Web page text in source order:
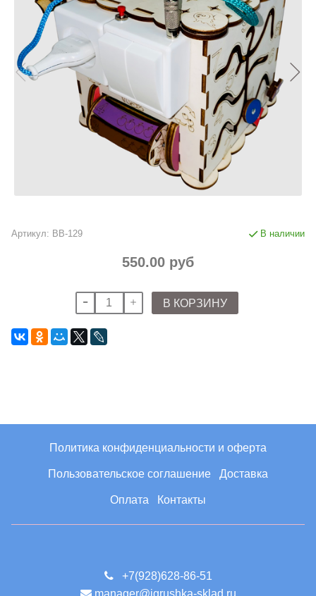
Артикул: BB-129 В наличии
550.00 руб
В КОРЗИНУ
Политика конфиденциальности и оферта
Пользовательское соглашение Доставка
Оплата Контакты
+7(928)628-86-51